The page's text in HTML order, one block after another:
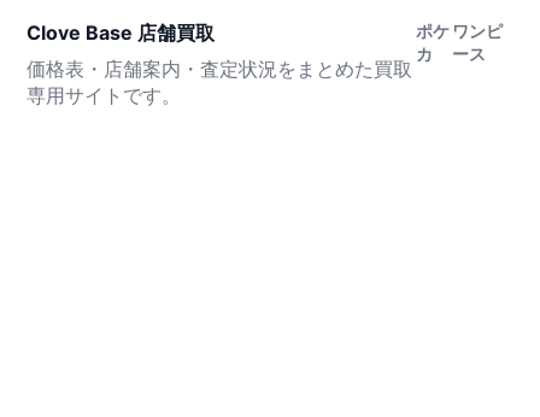
Clove Base 店舗買取
価格表・店舗案内・査定状況をまとめた買取
専用サイトです。
ポケ
カ
ワンピ
ース